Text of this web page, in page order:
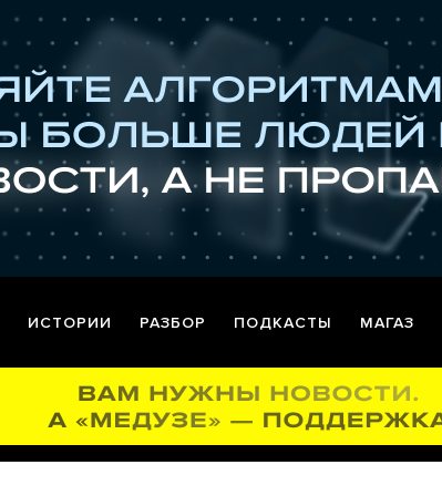
ИСТОРИИ РАЗБОР ПОДКАСТЫ МАГАЗ